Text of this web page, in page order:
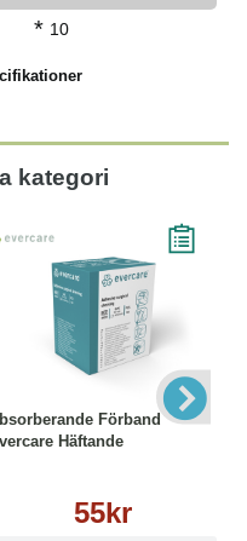
* 10
kategori
Förband
Häftande
55kr